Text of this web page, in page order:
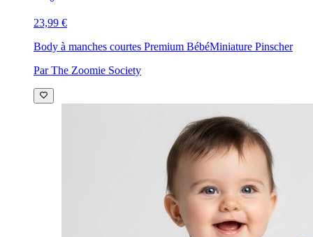
23,99 €
Body à manches courtes Premium BébéMiniature Pinscher
Par The Zoomie Society